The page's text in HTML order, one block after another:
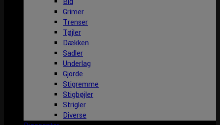
Grimer
Trenser
Tøjler
Dækken
Sadler
Underlag
Gjorde
Stigremme
Stigbøjler
Strigler
Diverse